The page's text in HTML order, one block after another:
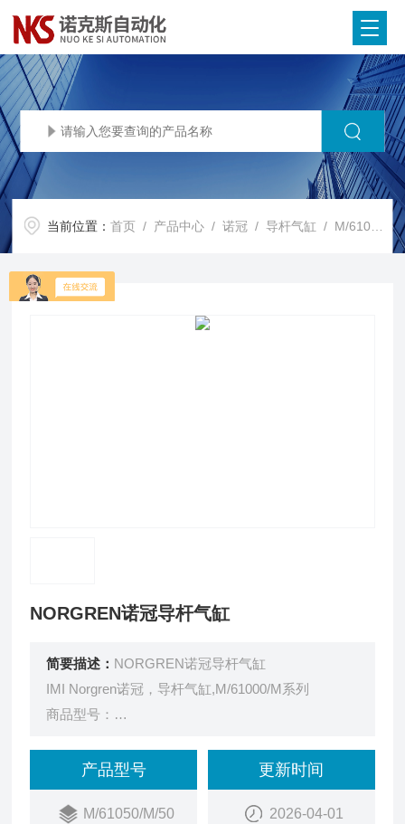
当前位置：首页 / 产品中心 /诺冠 /导杆气缸 / M/61050/M/50NORGREN诺冠导杆气缸
NORGREN诺冠导杆气缸
简要描述： NORGREN诺冠导杆气缸
IMI Norgren诺冠，导杆气缸,M/61000/M系列
商品型号：
订货号：
15GK1003
销量：
产品型号
M/61050/M/50
更新时间
2026-04-01